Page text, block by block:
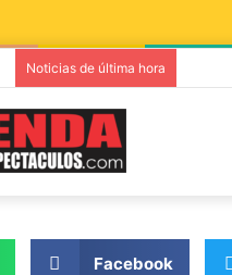
Noticias de última hora
Facebook